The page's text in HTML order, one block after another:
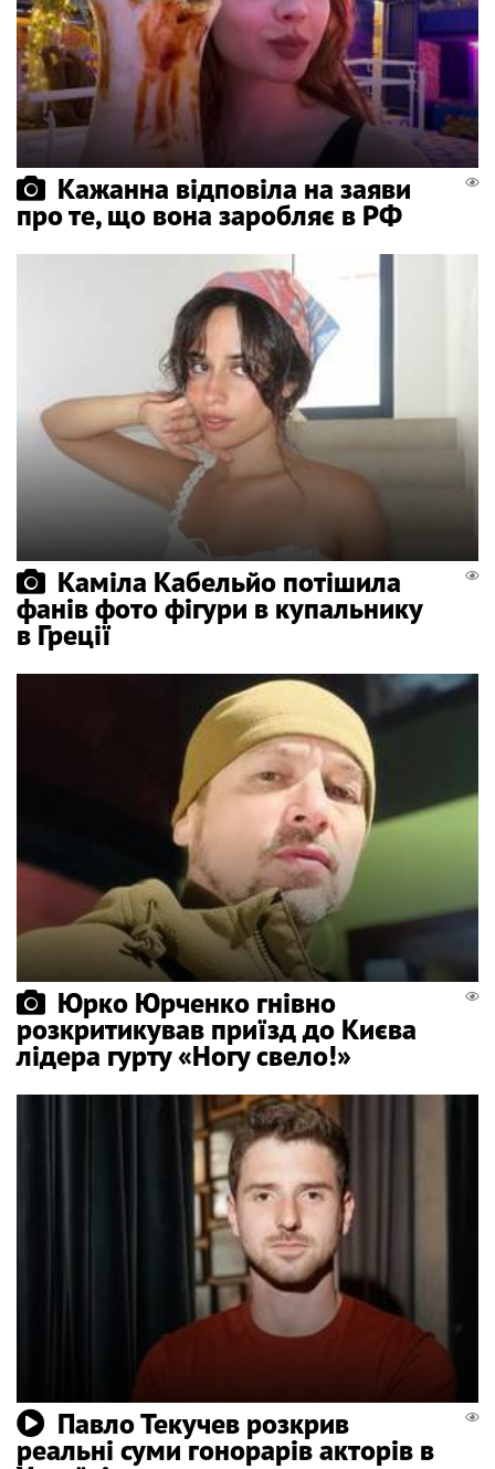
Кажанна відповіла на заяви
про те, що вона заробляє в РФ
Каміла Кабельйо потішила
фанів фото фігури в купальнику
в Греції
Юрко Юрченко гнівно
розкритикував приїзд до Києва
лідера гурту «Ногу свело!»
Павло Текучев розкрив
реальні суми гонорарів акторів в